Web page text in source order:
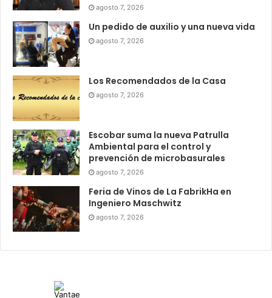
agosto 7, 2026
Un pedido de auxilio y una nueva vida
agosto 7, 2026
Los Recomendados de la Casa
agosto 7, 2026
Escobar suma la nueva Patrulla
Ambiental para el control y
prevención de microbasurales
agosto 7, 2026
Feria de Vinos de La FabrikHa en
Ingeniero Maschwitz
agosto 7, 2026